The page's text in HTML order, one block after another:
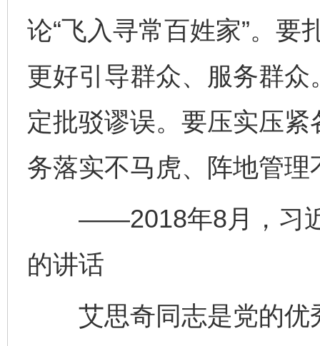
论“飞入寻常百姓家”。要
更好引导群众、服务群
定批驳谬误。要压实压
务落实不马虎、阵地管
——2018年8月，习近
的讲话
艾思奇同志是党的优